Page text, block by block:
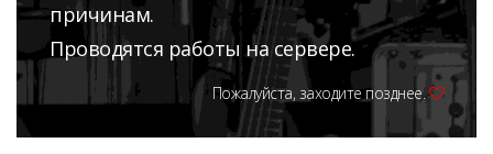
причинам.
Проводятся работы на сервере.
Пожалуйста, заходите позднее.